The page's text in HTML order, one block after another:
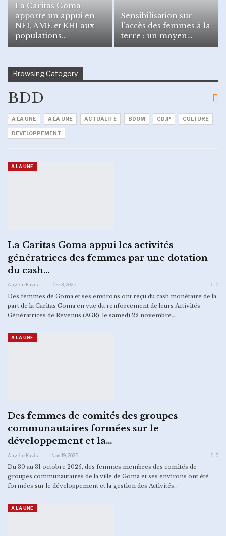
La Caritas Goma
apporte un appui en
NFI, AME et KHI aux
populations…
Sensibilisation sur
l’accès des femmes à la
terre : un moyen…
Browsing Category
BDD
A LA UNE A LA UNE ACTUALITE BDOM CDJP CULTURE
DEVELOPPEMENT
A LA UNE
La Caritas Goma appui les activités
génératrices des femmes par une dotation
du cash…
Angèle Kavira Déc 3, 2025 0
Des femmes de Goma et ses environs ont reçu du cash monétaire de la
part de la Caritas Goma en vue du renforcement de leurs Activités
Génératrices de Revenus (AGR), le samedi 22 novembre…
A LA UNE
Des femmes de comités des groupes
communautaires formées sur le
développement et la…
Angèle Kavira Nov 19, 2025 0
Du 30 au 31 octobre 2025, des femmes membres des comités de
groupes communautaires de la ville de Goma et ses environs ont été
formées sur le développement et la gestion des Activités…
A LA UNE